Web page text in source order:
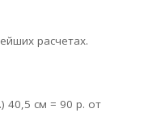
расчетах.
40,5 см = 90 р. от